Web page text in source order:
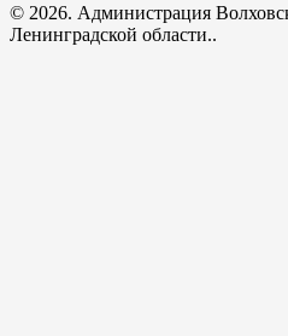
© 2026. Администрация
Ленинградской области..